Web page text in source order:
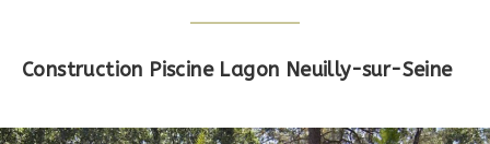
Construction Piscine Lagon Neuilly-sur-Seine